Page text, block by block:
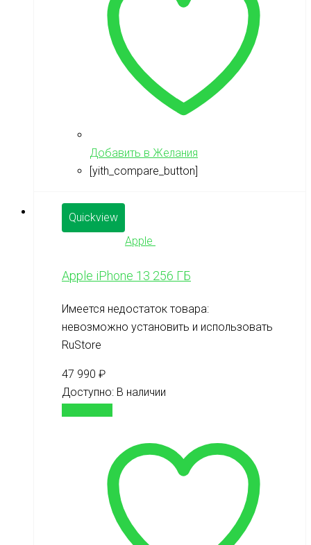
Добавить в Желания
[yith_compare_button]
Quickview
Apple
Apple iPhone 13 256 ГБ
Имеется недостаток товара:
невозможно установить и использовать
RuStore
47 990 ₽
Доступно: В наличии